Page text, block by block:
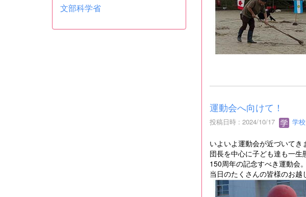
運動会へ向けて！
投稿日時 : 2024/10/17 学
いよいよ運動会が近づいてき
団長を中心に子ども達も一生
150周年の記念すべき運動会
当日のたくさんの皆様のお越
文部科学省